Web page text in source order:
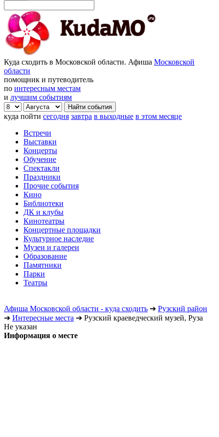
Куда сходить в Московской области. Афиша Московской
области
помощник и путеводитель
по интересным местам
и лучшим событиям
куда пойти сегодня завтра в выходные в этом месяце
Встречи
Выставки
Концерты
Обучение
Спектакли
Праздники
Прочие события
Кино
Библиотеки
ДК и клубы
Кинотеатры
Концертные площадки
Культурное наследие
Музеи и галереи
Образование
Памятники
Парки
Театры
Афиша Московской области - куда сходить ➔ Рузский район
➔ Интересные места ➔ Рузский краеведческий музей, Руза
Не указан
Информация о месте